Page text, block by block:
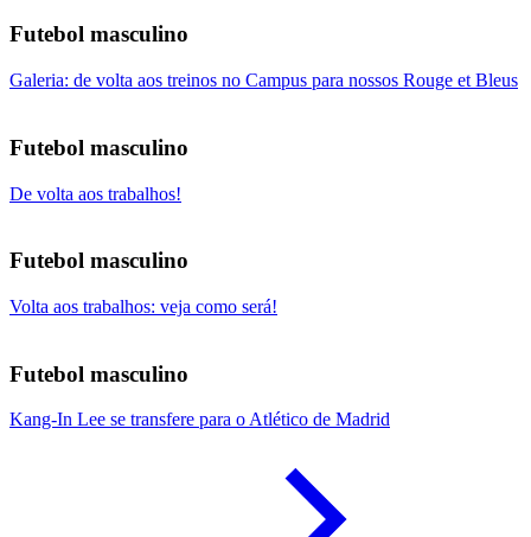
Futebol masculino
Galeria: de volta aos treinos no Campus para nossos Rouge et Bleus
Futebol masculino
De volta aos trabalhos!
Futebol masculino
Volta aos trabalhos: veja como será!
Futebol masculino
Kang-In Lee se transfere para o Atlético de Madrid